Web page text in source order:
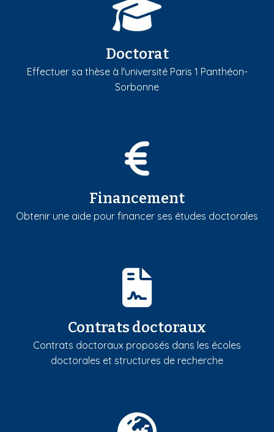
Doctorat
Effectuer sa thèse à l'université Paris 1 Panthéon-
Sorbonne
Financement
Obtenir une aide pour financer ses études doctorales
Contrats doctoraux
Contrats doctoraux proposés dans les écoles
doctorales et structures de recherche